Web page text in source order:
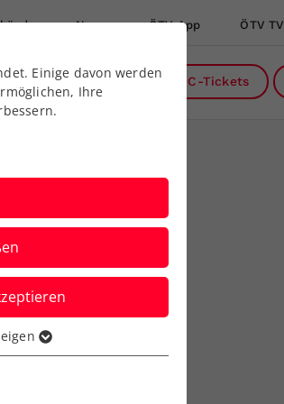
News ÖTV App ÖTV TV
uns DC-Tickets
Einige davon werden
Ihre
Funktionen der
dass die Webseite